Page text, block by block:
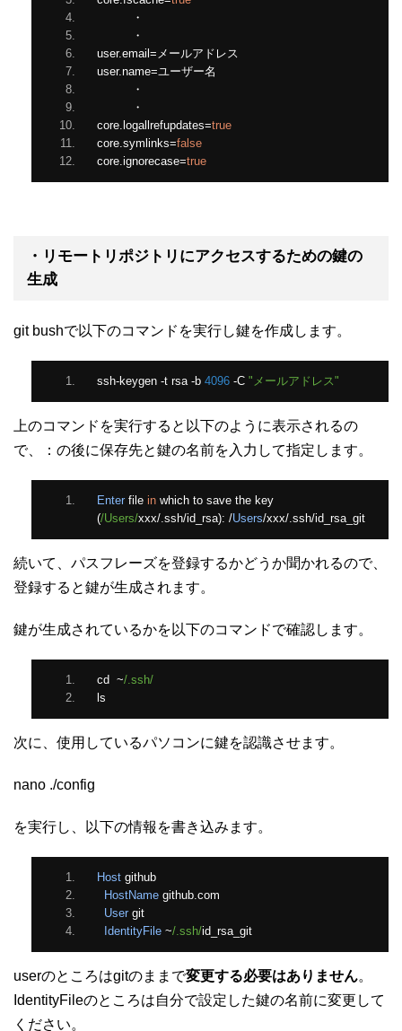
・
・
user.email=メールアドレス
user.name=ユーザー名
・
・
core logallrefupdates=true
core symlinks=false
core ignorecase=true
・リモートリポジトリにアクセスするための鍵の
生成
git bushで以下のコマンドを実行し鍵を作成します。
ssh-keygen -t rsa -b 4096 -C "メールアドレス"
上のコマンドを実行すると以下のように表示されるの
で、：の後に保存先と鍵の名前を入力して指定します。
Enter file in
(/Users/xxx/. ssh/id_rsa): /Users/xxx/. ssh/id_rsa_git
続いて、パスフレーズを登録するかどうか聞かれるので、
登録すると鍵が生成されます。
鍵が生成されているかを以下のコマンドで確認します。
cd ~/.ssh/
ls
次に、使用しているパソコンに鍵を認識させます。
nano ./config
を実行し、以下の情報を書き込みます。
Host github
HostName github com
User git
IdentityFile ~/.ssh/id_rsa_git
userのところはgitのままで変更する必要はありません。
IdentityFileのところは自分で設定した鍵の名前に変更して
ください。